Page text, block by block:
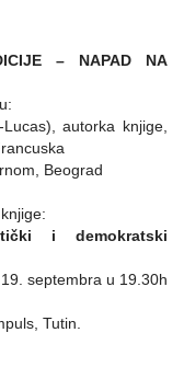
– NAPAD NA
autorka knjige,
Beograd
i demokratski
septembra u 19.30h
Tutin.